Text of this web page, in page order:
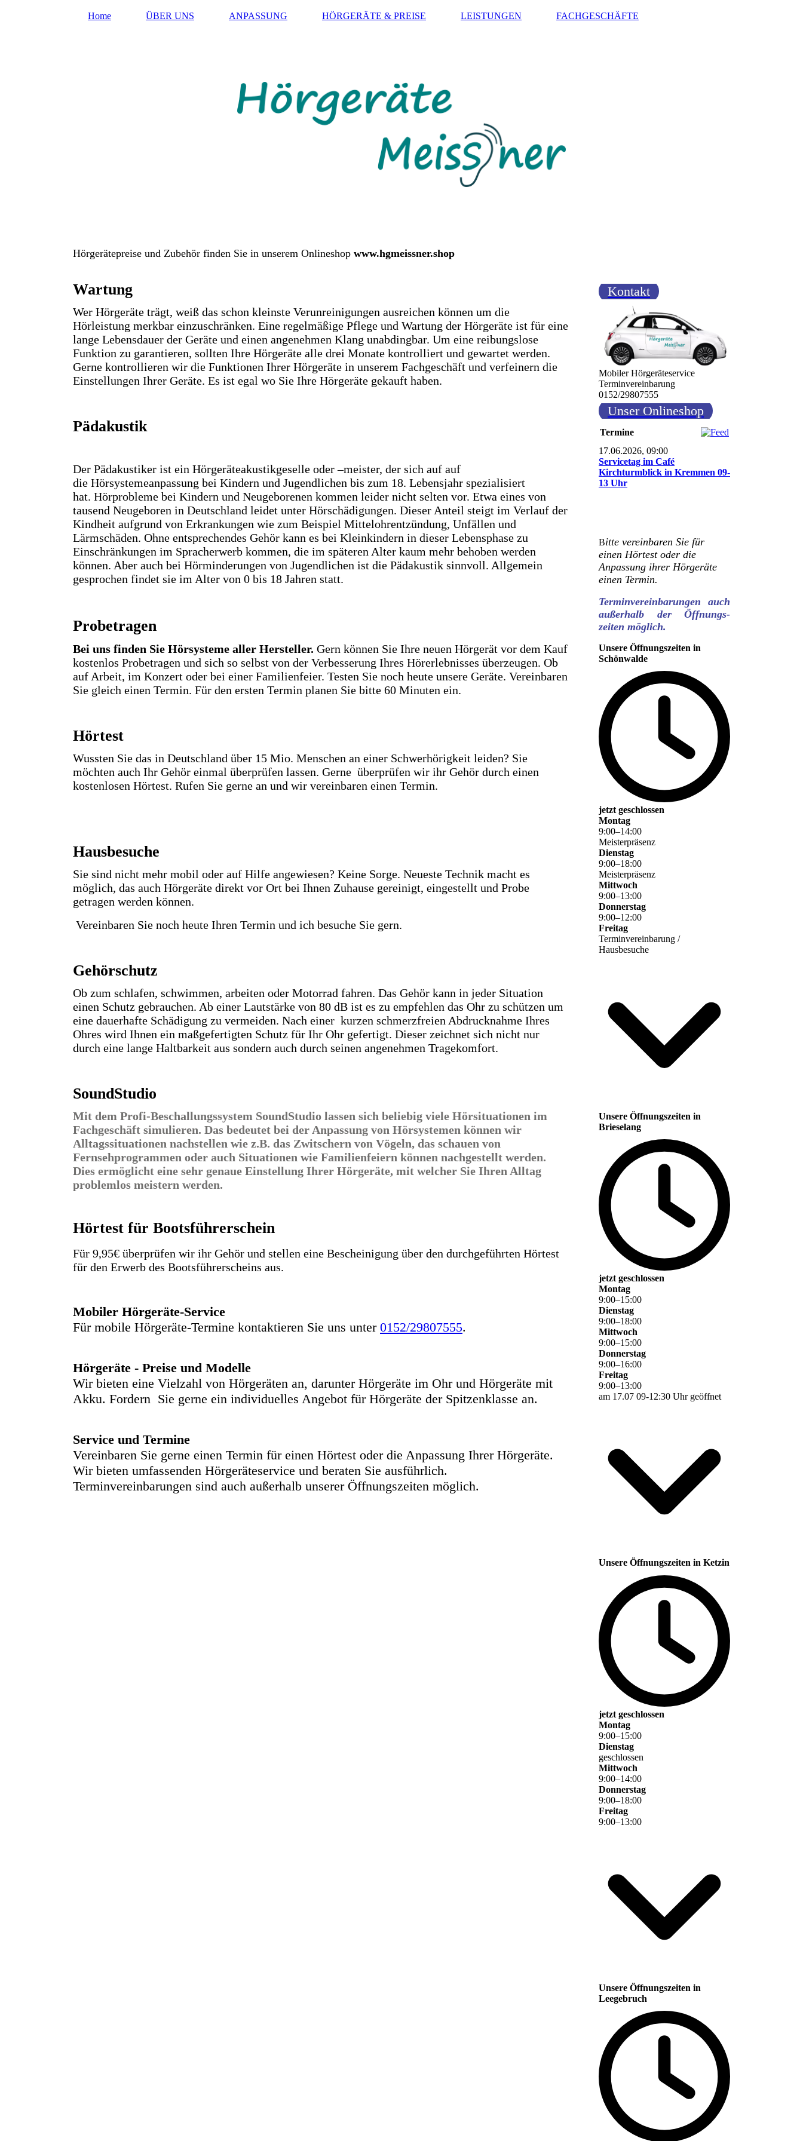
Home ÜBER UNS ANPASSUNG HÖRGERÄTE & PREISE LEISTUNGEN FACHGESCHÄFTE
Hörgerätepreise und Zubehör finden Sie in unserem Onlineshop www.hgmeissner.shop
Wartung
Wer Hörgeräte trägt, weiß das schon kleinste Verunreinigungen ausreichen können um die
Hörleistung merkbar einzuschränken. Eine regelmäßige Pflege und Wartung der Hörgeräte ist für eine
lange Lebensdauer der Geräte und einen angenehmen Klang unabdingbar. Um eine reibungslose
Funktion zu garantieren, sollten Ihre Hörgeräte alle drei Monate kontrolliert und gewartet werden.
Gerne kontrollieren wir die Funktionen Ihrer Hörgeräte in unserem Fachgeschäft und verfeinern die
Einstellungen Ihrer Geräte. Es ist egal wo Sie Ihre Hörgeräte gekauft haben.
Pädakustik
Der Pädakustiker ist ein Hörgeräteakustikgeselle oder –meister, der sich auf auf
die Hörsystemeanpassung bei Kindern und Jugendlichen bis zum 18. Lebensjahr spezialisiert
hat. Hörprobleme bei Kindern und Neugeborenen kommen leider nicht selten vor. Etwa eines von
tausend Neugeboren in Deutschland leidet unter Hörschädigungen. Dieser Anteil steigt im Verlauf der
Kindheit aufgrund von Erkrankungen wie zum Beispiel Mittelohrentzündung, Unfällen und
Lärmschäden. Ohne entsprechendes Gehör kann es bei Kleinkindern in dieser Lebensphase zu
Einschränkungen im Spracherwerb kommen, die im späteren Alter kaum mehr behoben werden
können. Aber auch bei Hörminderungen von Jugendlichen ist die Pädakustik sinnvoll. Allgemein
gesprochen findet sie im Alter von 0 bis 18 Jahren statt.
Probetragen
Bei uns finden Sie Hörsysteme aller Hersteller. Gern können Sie Ihre neuen Hörgerät vor dem Kauf
kostenlos Probetragen und sich so selbst von der Verbesserung Ihres Hörerlebnisses überzeugen. Ob
auf Arbeit, im Konzert oder bei einer Familienfeier. Testen Sie noch heute unsere Geräte. Vereinbaren
Sie gleich einen Termin. Für den ersten Termin planen Sie bitte 60 Minuten ein.
Hörtest
Wussten Sie das in Deutschland über 15 Mio. Menschen an einer Schwerhörigkeit leiden? Sie
möchten auch Ihr Gehör einmal überprüfen lassen. Gerne überprüfen wir ihr Gehör durch einen
kostenlosen Hörtest. Rufen Sie gerne an und wir vereinbaren einen Termin.
Hausbesuche
Sie sind nicht mehr mobil oder auf Hilfe angewiesen? Keine Sorge. Neueste Technik macht es
möglich, das auch Hörgeräte direkt vor Ort bei Ihnen Zuhause gereinigt, eingestellt und Probe
getragen werden können.
Vereinbaren Sie noch heute Ihren Termin und ich besuche Sie gern.
Gehörschutz
Ob zum schlafen, schwimmen, arbeiten oder Motorrad fahren. Das Gehör kann in jeder Situation
einen Schutz gebrauchen. Ab einer Lautstärke von 80 dB ist es zu empfehlen das Ohr zu schützen um
eine dauerhafte Schädigung zu vermeiden. Nach einer kurzen schmerzfreien Abdrucknahme Ihres
Ohres wird Ihnen ein maßgefertigten Schutz für Ihr Ohr gefertigt. Dieser zeichnet sich nicht nur
durch eine lange Haltbarkeit aus sondern auch durch seinen angenehmen Tragekomfort.
SoundStudio
Mit dem Profi-Beschallungssystem SoundStudio lassen sich beliebig viele Hörsituationen im
Fachgeschäft simulieren. Das bedeutet bei der Anpassung von Hörsystemen können wir
Alltagssituationen nachstellen wie z.B. das Zwitschern von Vögeln, das schauen von
Fernsehprogrammen oder auch Situationen wie Familienfeiern können nachgestellt werden.
Dies ermöglicht eine sehr genaue Einstellung Ihrer Hörgeräte, mit welcher Sie Ihren Alltag
problemlos meistern werden.
Hörtest für Bootsführerschein
Für 9,95€ überprüfen wir ihr Gehör und stellen eine Bescheinigung über den durchgeführten Hörtest
für den Erwerb des Bootsführerscheins aus.
Mobiler Hörgeräte-Service
Für mobile Hörgeräte-Termine kontaktieren Sie uns unter 0152/29807555.
Hörgeräte - Preise und Modelle
Wir bieten eine Vielzahl von Hörgeräten an, darunter Hörgeräte im Ohr und Hörgeräte mit
Akku. Fordern Sie gerne ein individuelles Angebot für Hörgeräte der Spitzenklasse an.
Service und Termine
Vereinbaren Sie gerne einen Termin für einen Hörtest oder die Anpassung Ihrer Hörgeräte.
Wir bieten umfassenden Hörgeräteservice und beraten Sie ausführlich.
Terminvereinbarungen sind auch außerhalb unserer Öffnungszeiten möglich.
Kontakt
Mobiler Hörgeräteservice
Terminvereinbarung
0152/29807555
Unser Onlineshop
Termine
17.06.2026, 09:00
Servicetag im Café
Kirchturmblick in Kremmen 09-
13 Uhr
Bitte vereinbaren Sie für
einen Hörtest oder die
Anpassung ihrer Hörgeräte
einen Termin.
Terminvereinbarungen auch
außerhalb der Öffnungs-
zeiten möglich.
Unsere Öffnungszeiten in
Schönwalde
jetzt geschlossen
Montag
9:00–14:00
Meisterpräsenz
Dienstag
9:00–18:00
Meisterpräsenz
Mittwoch
9:00–13:00
Donnerstag
9:00–12:00
Freitag
Terminvereinbarung /
Hausbesuche
Unsere Öffnungszeiten in
Brieselang
jetzt geschlossen
Montag
9:00–15:00
Dienstag
9:00–18:00
Mittwoch
9:00–15:00
Donnerstag
9:00–16:00
Freitag
9:00–13:00
am 17.07 09-12:30 Uhr geöffnet
Unsere Öffnungszeiten in Ketzin
jetzt geschlossen
Montag
9:00–15:00
Dienstag
geschlossen
Mittwoch
9:00–14:00
Donnerstag
9:00–18:00
Freitag
9:00–13:00
Unsere Öffnungszeiten in
Leegebruch